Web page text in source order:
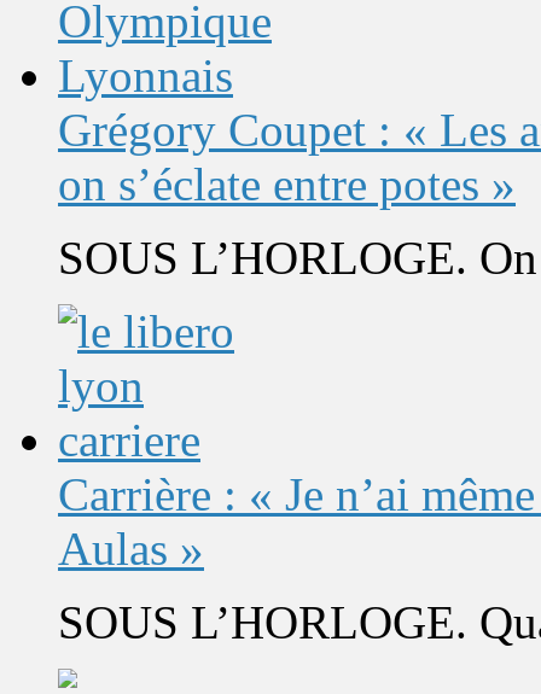
Grégory Coupet : « Les
on s’éclate entre potes »
SOUS L’HORLOGE.
Carrière : « Je n’ai
Aulas »
SOUS L’HORLOGE.